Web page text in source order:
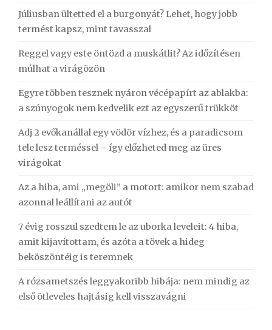
Júliusban ültetted el a burgonyát? Lehet, hogy jobb
termést kapsz, mint tavasszal
Reggel vagy este öntözd a muskátlit? Az időzítésen
múlhat a virágözön
Egyre többen tesznek nyáron vécépapírt az ablakba:
a szúnyogok nem kedvelik ezt az egyszerű trükköt
Adj 2 evőkanállal egy vödör vízhez, és a paradicsom
tele lesz terméssel – így előzheted meg az üres
virágokat
Az a hiba, ami „megöli” a motort: amikor nem szabad
azonnal leállítani az autót
7 évig rosszul szedtem le az uborka leveleit: 4 hiba,
amit kijavítottam, és azóta a tövek a hideg
beköszöntéig is teremnek
A rózsametszés leggyakoribb hibája: nem mindig az
első ötleveles hajtásig kell visszavágni